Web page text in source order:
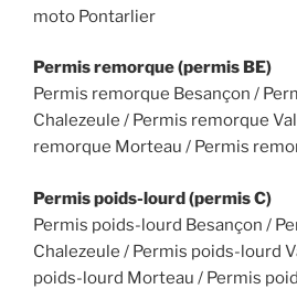
moto Pontarlier
Permis remorque (permis BE)
Permis remorque Besançon /
Chalezeule / Permis remorque
remorque Morteau / Permis
Permis poids-lourd (permis C)
Permis poids-lourd Besançon /
Chalezeule / Permis poids-lourd
poids-lourd Morteau / Permis